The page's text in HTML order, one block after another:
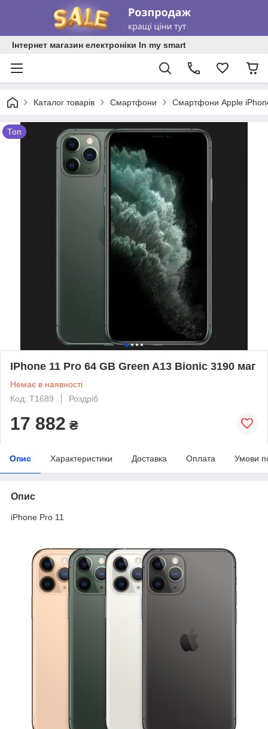
Інтернет магазин електроніки In my smart
Каталог товарів Смартфони Смартфони Apple
Топ
IPhone 11 Pro 64 GB Green A13 Bionic 3190 маг
Немає в наявності
Код: T1689
Роздріб
17 882 ₴
Опис Характеристики Доставка Оплата Умови
Опис
iPhone Pro 11